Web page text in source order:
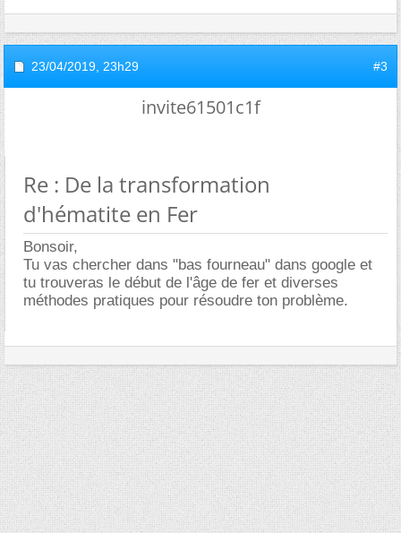
23/04/2019, 23h29 #3
invite61501c1f
Re : De la transformation
d'hématite en Fer
Bonsoir,
Tu vas chercher dans "bas fourneau" dans google et
tu trouveras le début de l'âge de fer et diverses
méthodes pratiques pour résoudre ton problème.